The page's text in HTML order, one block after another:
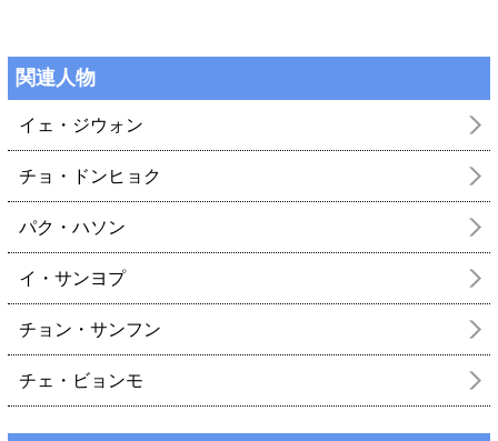
関連人物
イェ・ジウォン
チョ・ドンヒョク
パク・ハソン
イ・サンヨプ
チョン・サンフン
チェ・ビョンモ